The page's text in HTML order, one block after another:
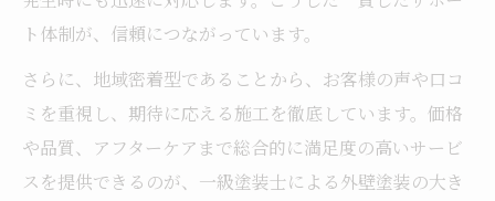
ト体制が、信頼につながっています。
さらに、地域密着型であることから、お客様の声や口コ
ミを重視し、期待に応える施工を徹底しています。価格
や品質、アフターケアまで総合的に満足度の高いサービ
スを提供できるのが、一級塗装士による外壁塗装の大き